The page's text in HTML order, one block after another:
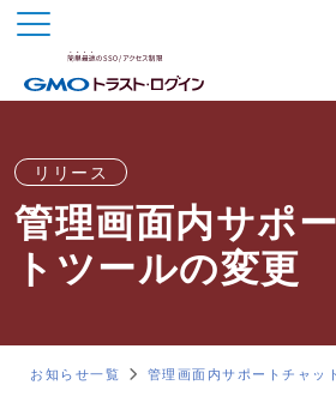
リリース
管理画面内サポ
トツールの変更
お知らせ一覧 管理画面内サポートチャッ